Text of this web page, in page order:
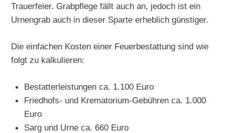
Trauerfeier. Grabpflege fällt auch an, jedoch ist ein
Urnengrab auch in dieser Sparte erheblich günstiger.
Die einfachen Kosten einer Feuerbestattung sind wie
folgt zu kalkulieren:
Bestatterleistungen ca. 1.100 Euro
Friedhofs- und Krematorium-Gebühren ca. 1.000
Euro
Sarg und Urne ca. 660 Euro